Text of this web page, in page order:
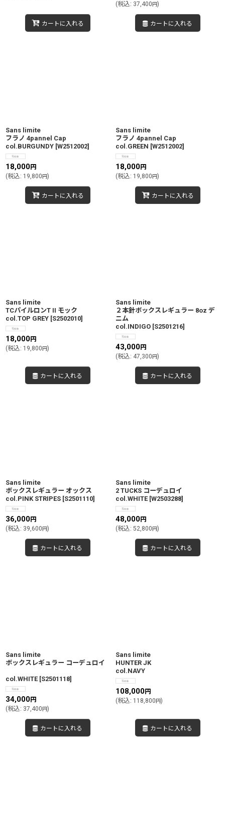
カートに入れる
(税込: 37,400円)
カートに入れる
Sans limite
フラノ 4pannel Cap
col.BURGUNDY [W2512002]
18,000円
(税込: 19,800円)
カートに入れる
Sans limite
フラノ 4pannel Cap
col.GREEN [W2512002]
18,000円
(税込: 19,800円)
カートに入れる
Sans limite
TCパイルロンT II モック
col.TOP GREY [S2502010]
18,000円
(税込: 19,800円)
カートに入れる
Sans limite
２本針ボックスレギュラー 8oz デ
ニム
col.INDIGO [S2501216]
43,000円
(税込: 47,300円)
カートに入れる
Sans limite
ボックスレギュラー オックス
col.PINK STRIPES [S2501110]
36,000円
(税込: 39,600円)
カートに入れる
Sans limite
2 TUCKS コーデュロイ
col.WHITE [W2503288]
48,000円
(税込: 52,800円)
カートに入れる
Sans limite
ボックスレギュラー コーデュロイ
col.WHITE [S2501118]
34,000円
(税込: 37,400円)
カートに入れる
Sans limite
HUNTER JK
col.NAVY
108,000円
(税込: 118,800円)
カートに入れる